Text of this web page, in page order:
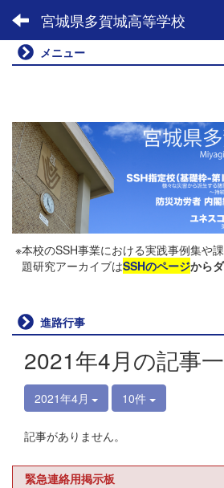
宮城県多賀城高等学校
メニュー
※本校のSSH事業における実践事例集や
題研究アーカイブはSSHのページから
進路行事
2021年4月の記事
2021年4月 10件
記事がありません。
緊急連絡用掲示板